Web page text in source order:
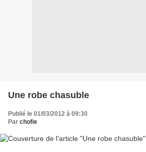
Une robe chasuble
Publié le 01/03/2012 à 09:30
Par chofie